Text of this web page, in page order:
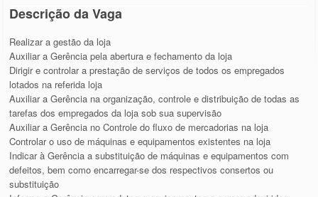
Descrição da Vaga
Realizar a gestão da loja
Auxiliar a Gerência pela abertura e fechamento da loja
Dirigir e controlar a prestação de serviços de todos os empregados
lotados na referida loja
Auxiliar a Gerência na organização, controle e distribuição de todas as
tarefas dos empregados da loja sob sua supervisão
Auxiliar a Gerência no Controle do fluxo de mercadorias na loja
Controlar o uso de máquinas e equipamentos existentes na loja
Indicar à Gerência a substituição de máquinas e equipamentos com
defeitos, bem como encarregar-se dos respectivos consertos ou
substituição